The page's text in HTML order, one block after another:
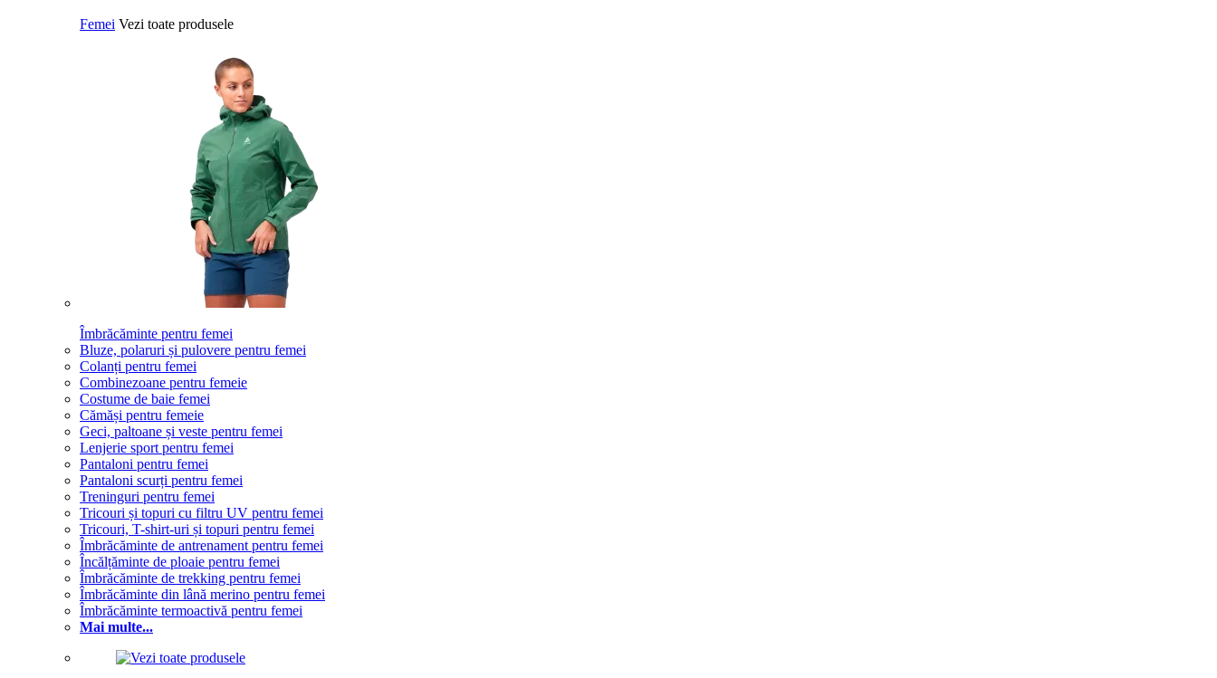
Femei Vezi toate produsele
Îmbrăcăminte pentru femei
Bluze, polaruri și pulovere pentru femei
Colanți pentru femei
Combinezoane pentru femeie
Costume de baie femei
Cămăși pentru femeie
Geci, paltoane și veste pentru femei
Lenjerie sport pentru femei
Pantaloni pentru femei
Pantaloni scurți pentru femei
Treninguri pentru femei
Tricouri și topuri cu filtru UV pentru femei
Tricouri, T-shirt-uri și topuri pentru femei
Îmbrăcăminte de antrenament pentru femei
Încălțăminte de ploaie pentru femei
Îmbrăcăminte de trekking pentru femei
Îmbrăcăminte din lână merino pentru femei
Îmbrăcăminte termoactivă pentru femei
Mai multe...